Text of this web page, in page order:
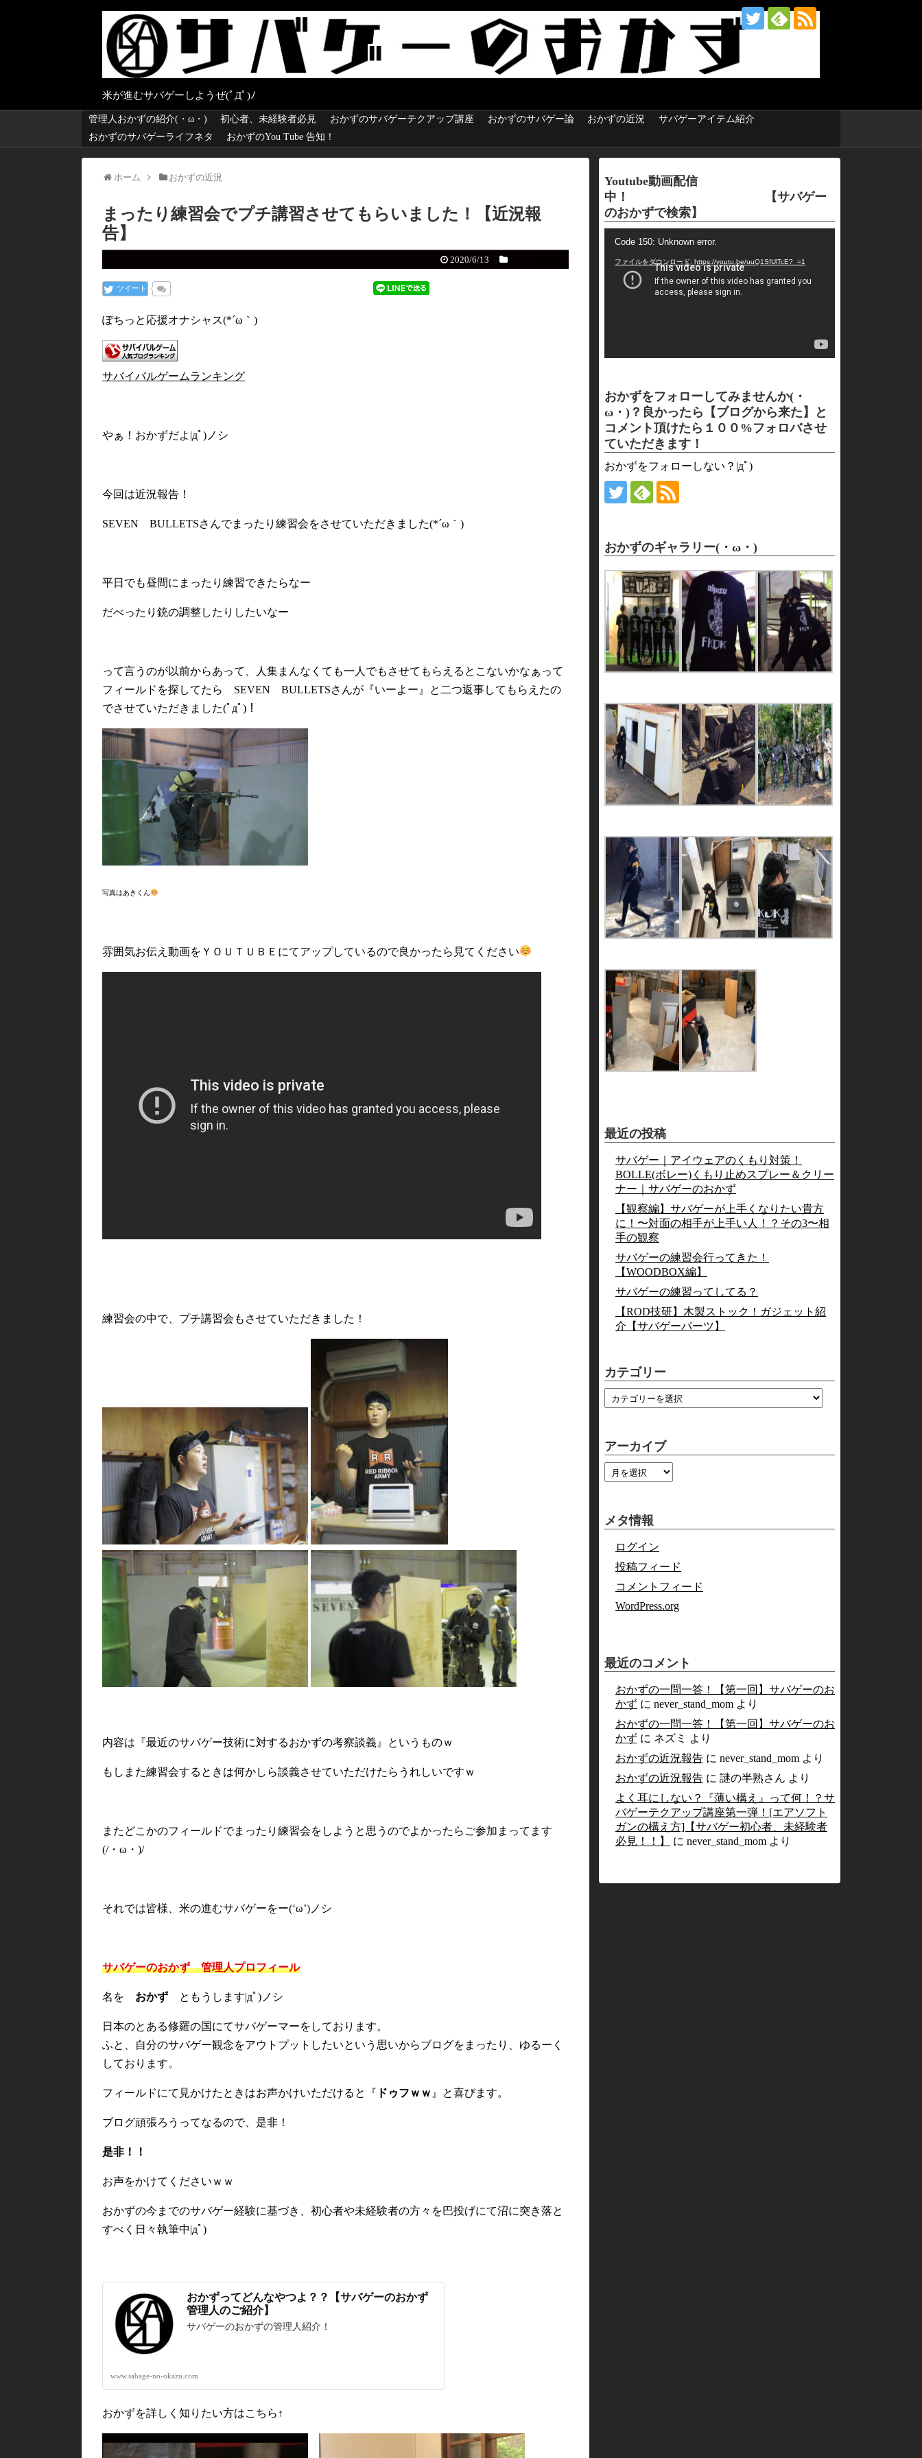
米が進むサバゲーしようぜ(ﾟДﾟ)ﾉ
管理人おかずの紹介(・ω・) 初心者、未経験者必見 おかずのサバゲーテクアップ講座 おかずのサバゲー論 おかずの近況
サバゲーアイテム紹介
おかずのサバゲーライフネタ
おかずのYou Tube 告知！
ホーム おかずの近況
まったり練習会でプチ講習させてもらいました！【近況報
告】
2020/6/13
ツイート
ぽちっと応援オナシャス(*´ω｀)
サバイバルゲームランキング
やぁ！おかずだよ|дﾟ)ノシ
今回は近況報告！
SEVEN BULLETSさんでまったり練習会をさせていただきました(*´ω｀)
平日でも昼間にまったり練習できたらなー
だべったり銃の調整したりしたいなー
って言うのが以前からあって、人集まんなくても一人でもさせてもらえるとこないかなぁって
フィールドを探してたら SEVEN BULLETSさんが『いーよー』と二つ返事してもらえたの
でさせていただきました(ﾟдﾟ)！
写真はあきくん
雰囲気お伝え動画をＹＯＵＴＵＢＥにてアップしているので良かったら見てください
練習会の中で、プチ講習会もさせていただきました！
内容は『最近のサバゲー技術に対するおかずの考察談義』というものｗ
もしまた練習会するときは何かしら談義させていただけたらうれしいですｗ
またどこかのフィールドでまったり練習会をしようと思うのでよかったらご参加まってます
(/・ω・)/
それでは皆様、米の進むサバゲーをー(‘ω’)ノシ
サバゲーのおかず 管理人プロフィール
名を おかず ともうします|дﾟ)ノシ
日本のとある修羅の国にてサバゲーマーをしております。
ふと、自分のサバゲー観念をアウトプットしたいという思いからブログをまったり、ゆるーく
しております。
フィールドにて見かけたときはお声かけいただけると『 ドゥフｗｗ 』と喜びます。
ブログ頑張ろうってなるので、是非！
是非！！
お声をかけてくださいｗｗ
おかずの今までのサバゲー経験に基づき、初心者や未経験者の方々を巴投げにて沼に突き落と
すべく日々執筆中|дﾟ)
おかずってどんなやつよ？？【サバゲーのおかず
管理人のご紹介】
サバゲーのおかずの管理人紹介！
www.sabage-no-okazu.com
おかずを詳しく知りたい方はこちら↑
Youtube動画配信
中！ 【サバゲー
のおかずで検索】
Code 150: Unknown error.
ファイルをダウンロード: https://youtu.be/uuQ1SfUlTcE?_=1
おかずをフォローしてみませんか(・
ω・)？良かったら【ブログから来た】と
コメント頂けたら１００%フォロバさせ
ていただきます！
おかずをフォローしない？|дﾟ)
おかずのギャラリー(・ω・)
最近の投稿
サバゲー｜アイウェアのくもり対策！
BOLLE(ボレー)くもり止めスプレー＆クリー
ナー｜サバゲーのおかず
【観察編】サバゲーが上手くなりたい貴方
に！〜対面の相手が上手い人！？その3〜相
手の観察
サバゲーの練習会行ってきた！
【WOODBOX編】
サバゲーの練習ってしてる？
【ROD技研】木製ストック！ガジェット紹
介【サバゲーパーツ】
カテゴリー
アーカイブ
メタ情報
ログイン
投稿フィード
コメントフィード
WordPress.org
最近のコメント
おかずの一問一答！【第一回】サバゲーのお
かず に never_stand_mom より
おかずの一問一答！【第一回】サバゲーのお
かず に ネズミ
より
おかずの近況報告 に never_stand_mom より
おかずの近況報告 に 謎の半熟さん より
よく耳にしない？『薄い構え』って何！？サ
バゲーテクアップ講座第一弾！[エアソフト
ガンの構え方]【サバゲー初心者、未経験者
必見！！】
に never_stand_mom より